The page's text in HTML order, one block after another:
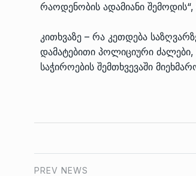
რაოდენობის ადამიანი
კითხვაზე – რა კეთდება
დამატებითი პოლიციური ძალები,
საჭიროების შემთხვევაში
PREV NEWS